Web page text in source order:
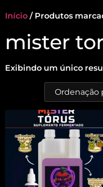
Início / Produtos
mister
Exibindo um único